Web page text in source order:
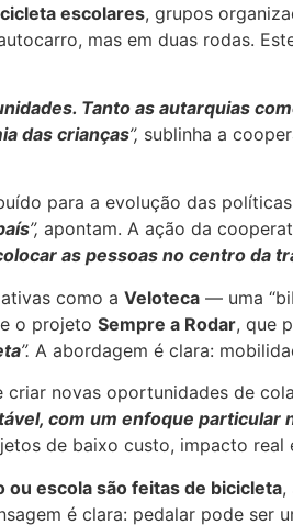
escolares, grupos
mas em duas rodas.
Tanto as autarquias
das crianças”, sublinha a
para a evolução das
”, apontam. A ação da
as pessoas no centro da
como a Veloteca — uma
o projeto Sempre a Rodar, que
”. A abordagem é clara:
novas oportunidades de
com um enfoque particular
de baixo custo, impacto real
escola são feitas de bicicleta,
é clara: pedalar pode ser